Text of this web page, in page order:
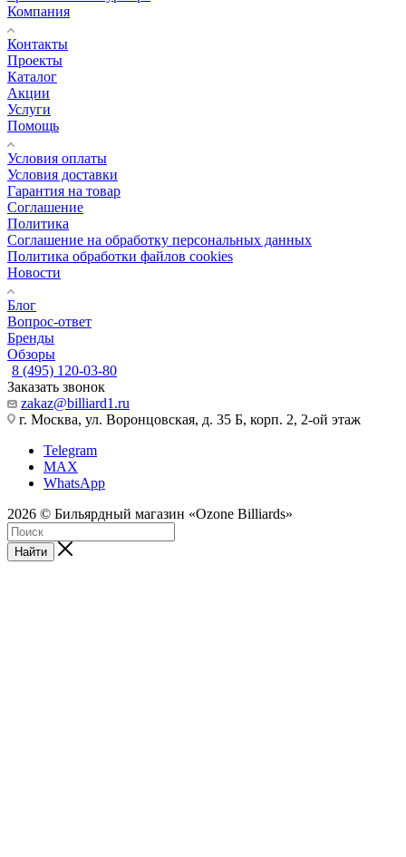
Компания
Контакты
Проекты
Каталог
Акции
Услуги
Помощь
Условия оплаты
Условия доставки
Гарантия на товар
Соглашение
Политика
Соглашение на обработку персональных данных
Политика обработки файлов cookies
Новости
Блог
Вопрос-ответ
Бренды
Обзоры
8 (495) 120-03-80
Заказать звонок
zakaz@billiard1.ru
г. Москва, ул. Воронцовская, д. 35 Б, корп. 2, 2-ой этаж
Telegram
MAX
WhatsApp
2026 © Бильярдный магазин «Ozone Billiards»
Найти